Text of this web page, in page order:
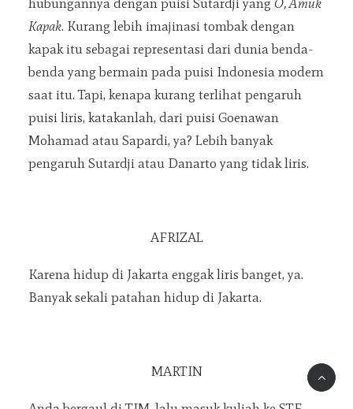
hubungannya dengan puisi Sutardji yang O, Amuk
Kapak. Kurang lebih imajinasi tombak dengan
kapak itu sebagai representasi dari dunia benda-
benda yang bermain pada puisi Indonesia modern
saat itu. Tapi, kenapa kurang terlihat pengaruh
puisi liris, katakanlah, dari puisi Goenawan
Mohamad atau Sapardi, ya? Lebih banyak
pengaruh Sutardji atau Danarto yang tidak liris.
AFRIZAL
Karena hidup di Jakarta enggak liris banget, ya.
Banyak sekali patahan hidup di Jakarta.
MARTIN